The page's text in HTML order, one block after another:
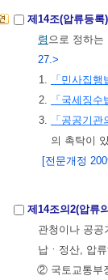
제14조(압류등
령 으로 정하
27.>
1.
「민사집행
2.
「국세징수
3.
「공공기
의 촉탁이
[전문개정
제14조의2(압류
관청이나 공공
납ㆍ정산, 압
② 국토교통부